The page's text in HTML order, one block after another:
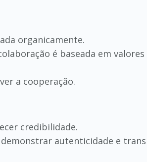
organicamente.
é baseada em valores
a cooperação.
credibilidade.
demonstrar autenticidade e